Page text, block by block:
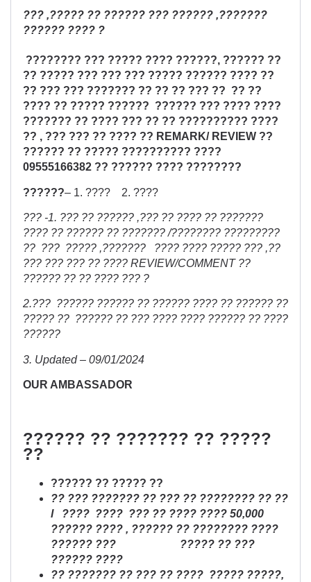
??? ,????? ?? ?????? ??? ?????? ,???????
?????? ???? ?
???????? ??? ????? ???? ??????, ?????? ??
?? ????? ??? ??? ??? ????? ?????? ???? ??
?? ??? ??? ??????? ?? ?? ?? ??? ?? ?? ??
???? ?? ????? ?????? ?????? ??? ???? ????
??????? ?? ???? ??? ?? ?? ?????????? ????
?? , ??? ??? ?? ???? ?? REMARK/ REVIEW ??
?????? ?? ????? ?????????? ????
09555166382 ?? ?????? ???? ????????
??????– 1. ???? 2. ????
??? -1. ??? ?? ?????? ,??? ?? ???? ?? ???????
???? ?? ?????? ?? ??????? /???????? ?????????
?? ??? ????? ,??????? ???? ???? ????? ??? ,??
??? ??? ??? ?? ???? REVIEW/COMMENT ??
?????? ?? ?? ???? ??? ?
2.??? ?????? ?????? ?? ?????? ???? ?? ?????? ??
????? ?? ?????? ?? ??? ???? ???? ?????? ?? ????
??????
3. Updated – 09/01/2024
OUR AMBASSADOR
?????? ?? ??????? ?? ?????
??
?????? ?? ????? ??
?? ??? ??????? ?? ??? ?? ???????? ?? ??
l ???? ???? ??? ?? ???? ???? 50,000
?????? ???? , ?????? ?? ???????? ????
?????? ??? ????? ?? ???
?????? ????
?? ??????? ?? ??? ?? ???? ????? ?????,